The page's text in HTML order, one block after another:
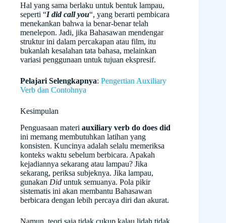
Hal yang sama berlaku untuk bentuk lampau,
seperti “I did call you“, yang berarti pembicara
menekankan bahwa ia benar-benar telah
menelepon. Jadi, jika Bahasawan mendengar
struktur ini dalam percakapan atau film, itu
bukanlah kesalahan tata bahasa, melainkan
variasi penggunaan untuk tujuan ekspresif.
Pelajari Selengkapnya: Pengertian Auxiliary
Verb dan Contohnya
Kesimpulan
Penguasaan materi auxiliary verb do does did
ini memang membutuhkan latihan yang
konsisten. Kuncinya adalah selalu memeriksa
konteks waktu sebelum berbicara. Apakah
kejadiannya sekarang atau lampau? Jika
sekarang, periksa subjeknya. Jika lampau,
gunakan Did untuk semuanya. Pola pikir
sistematis ini akan membantu Bahasawan
berbicara dengan lebih percaya diri dan akurat.
Namun, teori saja tidak cukup kalau lidah tidak